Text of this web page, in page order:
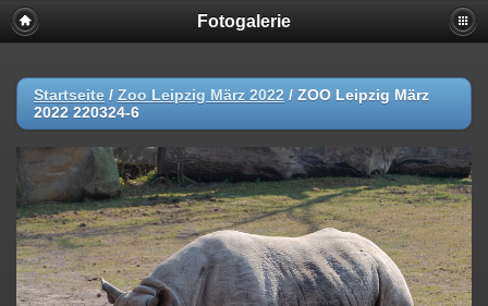
Fotogalerie
Startseite / Zoo Leipzig März 2022 / ZOO Leipzig März
2022 220324-6